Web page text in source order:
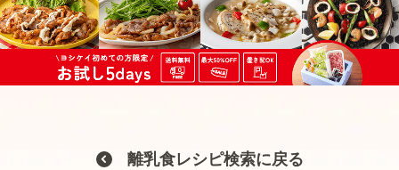
離乳食レシピ検索に戻る